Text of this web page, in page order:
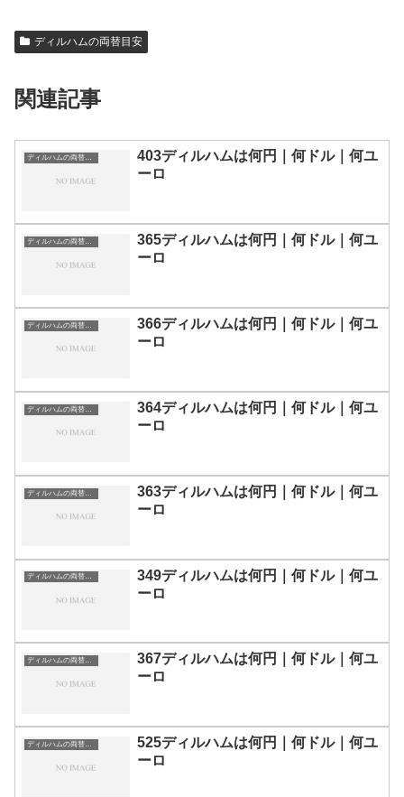
ディルハムの両替目安
関連記事
ディルハムの両替目安
403ディルハムは何円｜何ドル｜何ユ
ーロ
ディルハムの両替目安
365ディルハムは何円｜何ドル｜何ユ
ーロ
ディルハムの両替目安
366ディルハムは何円｜何ドル｜何ユ
ーロ
ディルハムの両替目安
364ディルハムは何円｜何ドル｜何ユ
ーロ
ディルハムの両替目安
363ディルハムは何円｜何ドル｜何ユ
ーロ
ディルハムの両替目安
349ディルハムは何円｜何ドル｜何ユ
ーロ
ディルハムの両替目安
367ディルハムは何円｜何ドル｜何ユ
ーロ
ディルハムの両替目安
525ディルハムは何円｜何ドル｜何ユ
ーロ